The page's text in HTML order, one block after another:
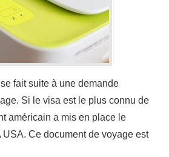
fait suite à une demande
Si le visa est le plus connu de
américain a mis en place le
USA. Ce document de voyage est